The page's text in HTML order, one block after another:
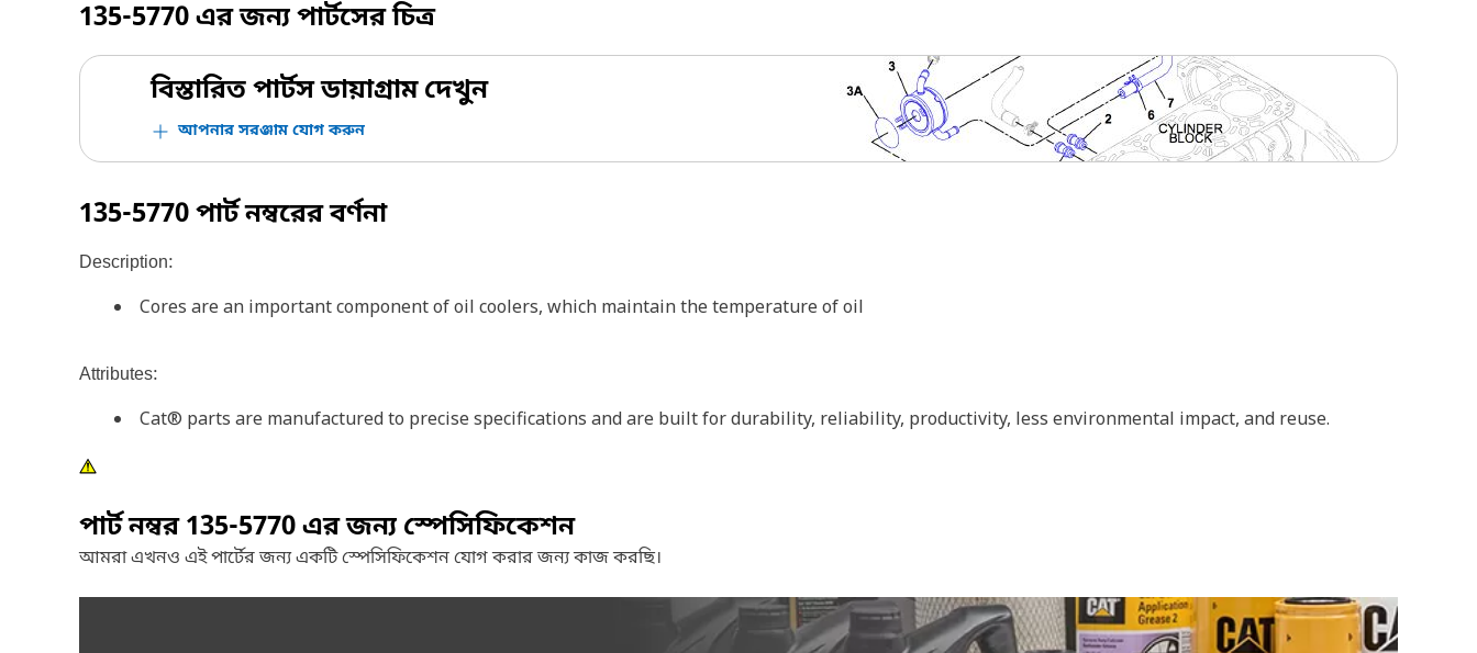
135-5770এর জন্য পার্টসের চিত্র
বিস্তারিত পার্টস ডায়াগ্রাম দেখুন
আপনার সরঞ্জাম যোগ করুন
135-5770পার্ট নম্বরের বর্ণনা
Description:
Cores are an important component of oil coolers, which maintain the temperature of oil
Attributes:
Cat® parts are manufactured to precise specifications and are built for durability, reliability, productivity, less environmental impact, and reuse.
পার্ট নম্বর135-5770এর জন্য স্পেসিফিকেশন
আমরা এখনও এই পার্টের জন্য একটি স্পেসিফিকেশন যোগ করার জন্য কাজ করছি।